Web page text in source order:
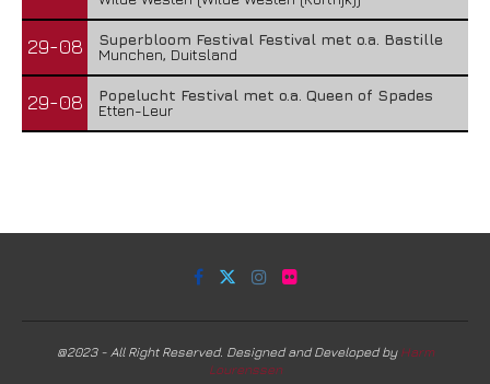
29-08
Superbloom Festival Festival met o.a. Bastille
Munchen, Duitsland
29-08
Popelucht Festival met o.a. Queen of Spades
Etten-Leur
@2023 - All Right Reserved. Designed and Developed by Harm
Lourenssen